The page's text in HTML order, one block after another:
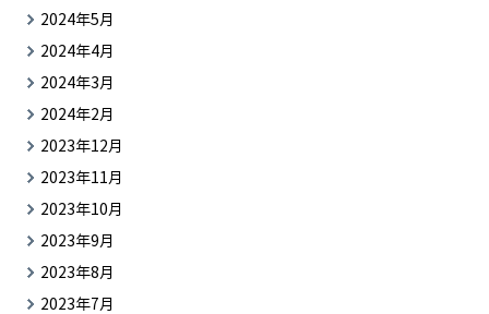
2024年5月
2024年4月
2024年3月
2024年2月
2023年12月
2023年11月
2023年10月
2023年9月
2023年8月
2023年7月